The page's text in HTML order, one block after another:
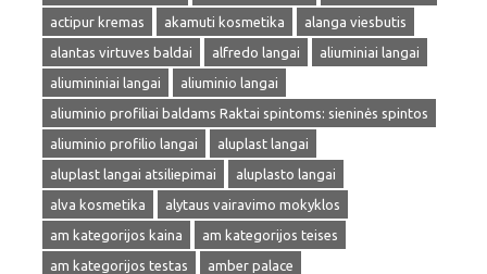
actipur kremas
akamuti kosmetika
alanga viesbutis
alantas virtuves baldai
alfredo langai
aliuminiai langai
aliumininiai langai
aliuminio langai
aliuminio profiliai baldams Raktai spintoms: sieninės spintos
aliuminio profilio langai
aluplast langai
aluplast langai atsiliepimai
aluplasto langai
alva kosmetika
alytaus vairavimo mokyklos
am kategorijos kaina
am kategorijos teises
am kategorijos testas
amber palace